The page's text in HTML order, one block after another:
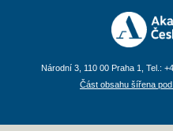
Národní 3, 110 00 Praha 1, Tel.:
Část obsahu šířena